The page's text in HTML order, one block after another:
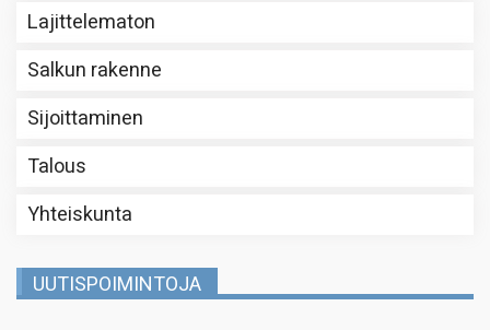
Lajittelematon
Salkun rakenne
Sijoittaminen
Talous
Yhteiskunta
UUTISPOIMINTOJA